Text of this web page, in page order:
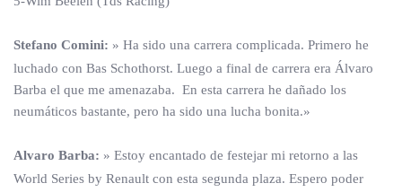
Stefano Comini: » Ha sido una carrera complicada. Primero he
luchado con Bas Schothorst. Luego a final de carrera era Álvaro
Barba el que me amenazaba. En esta carrera he dañado los
neumáticos bastante, pero ha sido una lucha bonita.»
Alvaro Barba: » Estoy encantado de festejar mi retorno a las
World Series by Renault con esta segunda plaza. Espero poder